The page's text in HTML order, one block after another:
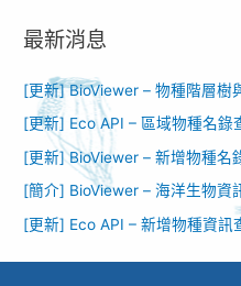
最新消息
[更新] BioViewer – 物種階層樹
[更新] Eco API – 區域物種名錄
[更新] BioViewer – 新增物種名
[簡介] BioViewer – 海洋生物資
[更新] Eco API – 新增物種資訊